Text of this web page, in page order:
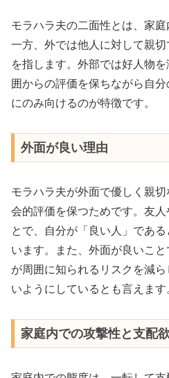
モラハラ夫の二面性とは、家
一方、外では他人に対して親
を指します。外部では好人物
囲からの評価を保ちながら自
にのみ向けるのが特徴です。
外面が良い理由
モラハラ夫が外面で優しく親
会的評価を保つためです。友
とで、自分が「良い人」であ
います。また、外面が良いこ
が周囲に知られるリスクを減
いようにしているとも言えます
家庭内での攻撃性と支配